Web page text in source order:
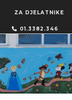
ZA DJELATNIKE
01.3382.346